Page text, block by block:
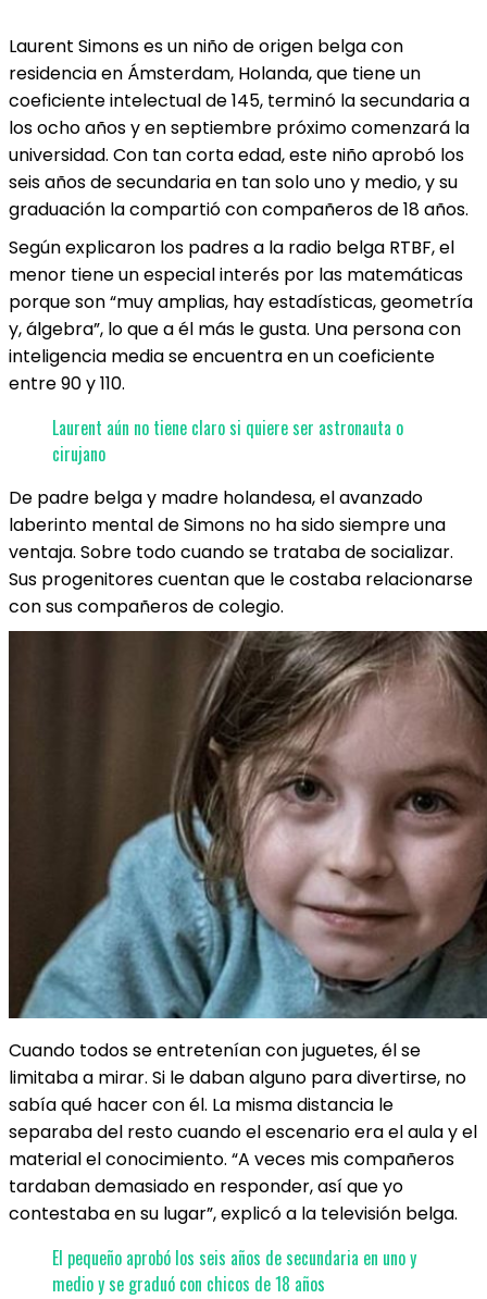
Laurent Simons es un niño de origen belga con
residencia en Ámsterdam, Holanda, que tiene un
coeficiente intelectual de 145, terminó la secundaria a
los ocho años y en septiembre próximo comenzará la
universidad. Con tan corta edad, este niño aprobó los
seis años de secundaria en tan solo uno y medio, y su
graduación la compartió con compañeros de 18 años.
Según explicaron los padres a la radio belga RTBF, el
menor tiene un especial interés por las matemáticas
porque son “muy amplias, hay estadísticas, geometría
y, álgebra”, lo que a él más le gusta. Una persona con
inteligencia media se encuentra en un coeficiente
entre 90 y 110.
Laurent aún no tiene claro si quiere ser astronauta o
cirujano
De padre belga y madre holandesa, el avanzado
laberinto mental de Simons no ha sido siempre una
ventaja. Sobre todo cuando se trataba de socializar.
Sus progenitores cuentan que le costaba relacionarse
con sus compañeros de colegio.
Cuando todos se entretenían con juguetes, él se
limitaba a mirar. Si le daban alguno para divertirse, no
sabía qué hacer con él. La misma distancia le
separaba del resto cuando el escenario era el aula y el
material el conocimiento. “A veces mis compañeros
tardaban demasiado en responder, así que yo
contestaba en su lugar”, explicó a la televisión belga.
El pequeño aprobó los seis años de secundaria en uno y
medio y se graduó con chicos de 18 años